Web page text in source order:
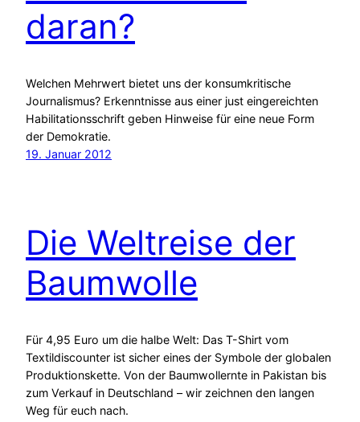
daran?
Welchen Mehrwert bietet uns der konsumkritische
Journalismus? Erkenntnisse aus einer just eingereichten
Habilitationsschrift geben Hinweise für eine neue Form
der Demokratie.
19. Januar 2012
Die Weltreise der
Baumwolle
Für 4,95 Euro um die halbe Welt: Das T-Shirt vom
Textildiscounter ist sicher eines der Symbole der globalen
Produktionskette. Von der Baumwollernte in Pakistan bis
zum Verkauf in Deutschland – wir zeichnen den langen
Weg für euch nach.